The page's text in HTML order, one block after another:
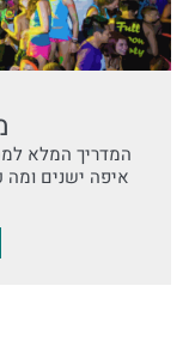
המדריך המלא
איפה ישנים